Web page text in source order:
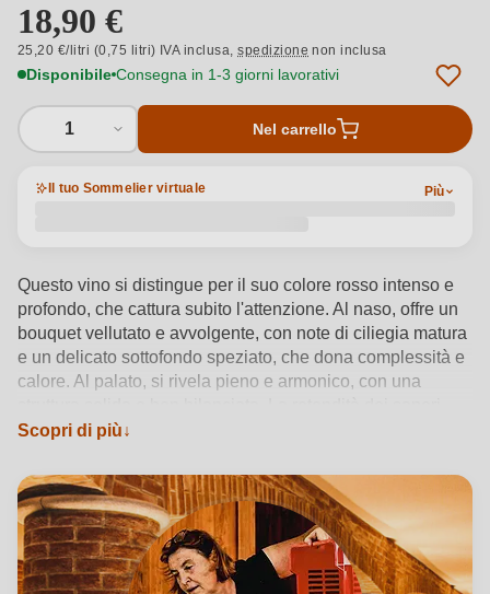
18,90 €
25,20 €/litri (0,75 litri) IVA inclusa,spedizione non inclusa
Disponibile Consegna in 1-3 giorni lavorativi
1 Nel carrello
Il tuo Sommelier virtuale Più
Questo vino si distingue per il suo colore rosso intenso e
profondo, che cattura subito l'attenzione. Al naso, offre un
bouquet vellutato e avvolgente, con note di ciliegia matura
e un delicato sottofondo speziato, che dona complessità e
calore. Al palato, si rivela pieno e armonico, con una
caratterizzata da una piacevole morbidezza, è
lungo e caldo, con una persistenza che lascia una
sensazione di equilibrio tra frutto e spezie, invitando a un
nuovo sorso.Vedi dettagli del prodotto →
Scopri di più